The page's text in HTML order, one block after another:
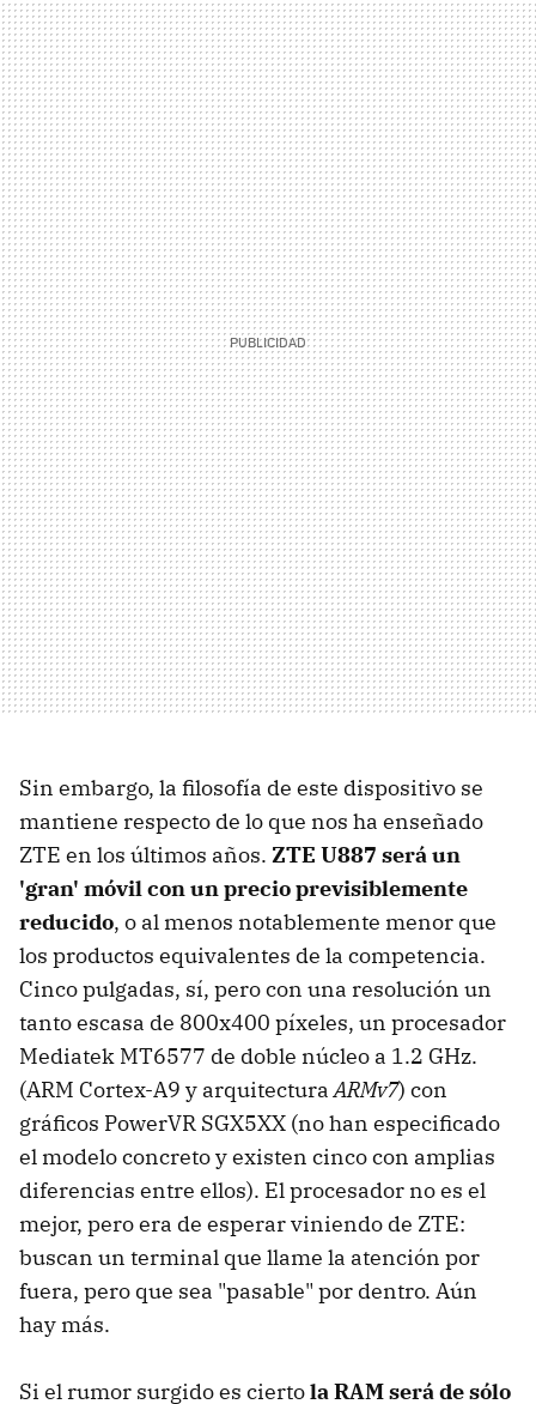
Sin embargo, la filosofía de este dispositivo se
mantiene respecto de lo que nos ha enseñado
ZTE en los últimos años. ZTE U887 será un
'gran' móvil con un precio previsiblemente
reducido, o al menos notablemente menor que
los productos equivalentes de la competencia.
Cinco pulgadas, sí, pero con una resolución un
tanto escasa de 800x400 píxeles, un procesador
Mediatek MT6577 de doble núcleo a 1.2 GHz.
(ARM Cortex-A9 y arquitecturaARMv7) con
gráficos PowerVR SGX5XX (no han especificado
el modelo concreto y existen cinco con amplias
diferencias entre ellos). El procesador no es el
mejor, pero era de esperar viniendo de ZTE:
buscan un terminal que llame la atención por
fuera, pero que sea "pasable" por dentro. Aún
hay más.
Si el rumor surgido es ciertola RAM será de sólo